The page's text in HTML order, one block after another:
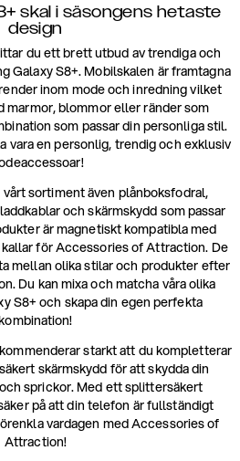
skal i säsongens hetaste
design
du ett brett utbud av trendiga och
Galaxy S8+. Mobilskalen är framtagna
inom mode och inredning vilket
marmor, blommor eller ränder som
som passar din personliga stil.
vara en personlig, trendig och exklusiv
sortiment även plånboksfodral,
och skärmskydd som passar
är magnetiskt kompatibla med
för Accessories of Attraction. De
mellan olika stilar och produkter efter
Du kan mixa och matcha våra olika
S8+ och skapa din egen perfekta
starkt att du kompletterar
skärmskydd för att skydda din
sprickor. Med ett splittersäkert
på att din telefon är fullständigt
vardagen med Accessories of
Attraction!